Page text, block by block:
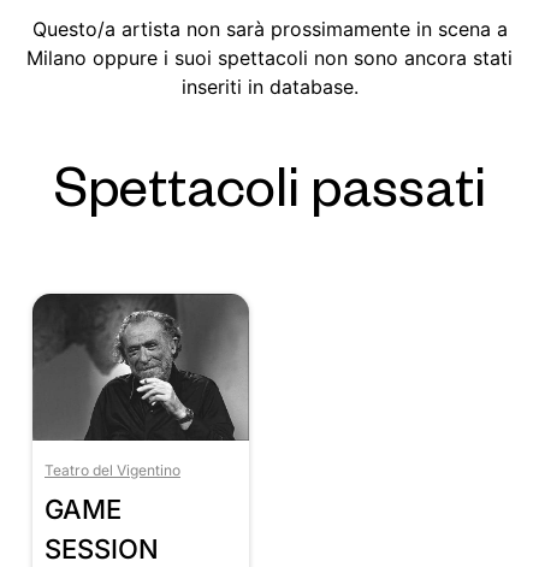
Questo/a artista non sarà prossimamente in scena a
Milano oppure i suoi spettacoli non sono ancora stati
inseriti in database.
Spettacoli passati
Teatro del Vigentino
GAME
SESSION